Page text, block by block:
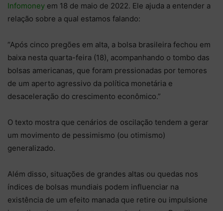
Infomoney em 18 de maio de 2022. Ele ajuda a entender a
relação sobre a qual estamos falando:
“Após cinco pregões em alta, a bolsa brasileira fechou em
baixa nesta quarta-feira (18), acompanhando o tombo das
bolsas americanas, que foram pressionadas por temores
de um aperto agressivo da política monetária e
desaceleração do crescimento econômico.”
O texto mostra que cenários de oscilação tendem a gerar
um movimento de pessimismo (ou otimismo)
generalizado.
Além disso, situações de grandes altas ou quedas nos
índices de bolsas mundiais podem influenciar na
existência de um efeito manada que retire ou impulsione